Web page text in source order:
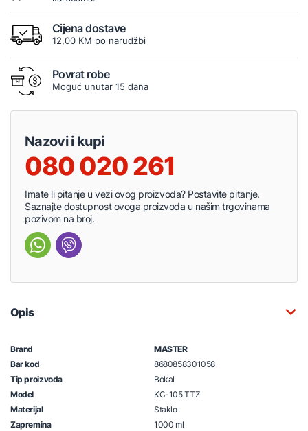
Cijena dostave
12,00 KM po narudžbi
Povrat robe
Moguć unutar 15 dana
Nazovi i kupi
080 020 261
Imate li pitanje u vezi ovog proizvoda? Postavite pitanje.
Saznajte dostupnost ovoga proizvoda u našim trgovinama
pozivom na broj.
Opis
Brand
MASTER
Bar kod
8680858301058
Tip proizvoda
Bokal
Model
KC-105 TTZ
Materijal
Staklo
Zapremina
1000 ml